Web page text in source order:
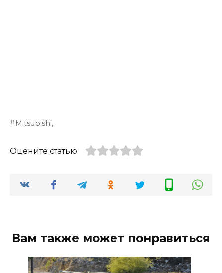
Mitsubishi,
Оцените статью
Вам также может понравиться